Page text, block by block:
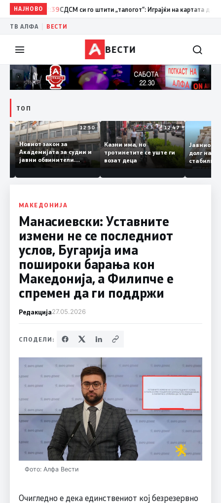
НАЈНОВО
12:39 СДСМ си го штити „талогот“: Играјќи на картата дека се
ТВ АЛФА ВЕСТИ
ВЕСТИ
ТОП
18:06 12:50
Новиот закон за
Академијата за судии и
јавни обвинители
наскоро во Собранието
12:47
Казни има, но
тротинетите се уште ги
возат деца
долг
МАКЕДОНИЈА
Манасиевски: Уставните
измени не се последниот
услов, Бугарија има
пошироки барања кон
Македонија, а Филипче е
спремен да ги поддржи
Редакција27.05.2026
СПОДЕЛИ:
Фото: Алфа Вести
Очигледно е дека единствениот кој безрезервно